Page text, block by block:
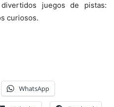
juegos de pistas:
curiosos.
WhatsApp